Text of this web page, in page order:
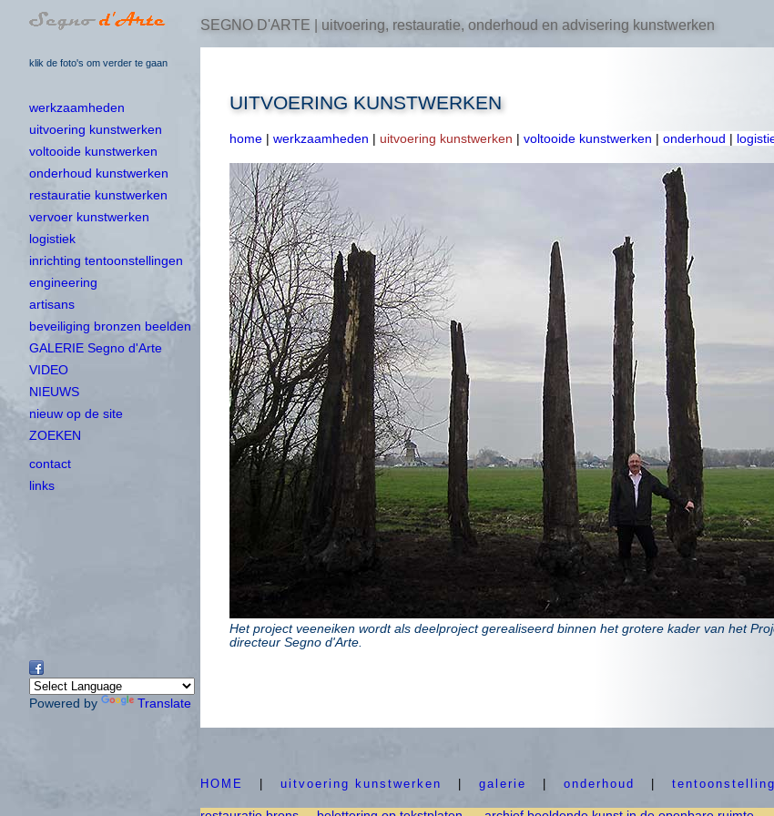
klik de foto's om verder te gaan
SEGNO D'ARTE | uitvoering, restauratie, onderhoud en advisering kunstwerken
werkzaamheden
uitvoering kunstwerken
voltooide kunstwerken
onderhoud kunstwerken
restauratie kunstwerken
vervoer kunstwerken
logistiek
inrichting tentoonstellingen
engineering
artisans
beveiliging bronzen beelden
GALERIE Segno d'Arte
VIDEO
NIEUWS
nieuw op de site
ZOEKEN
contact
links
Powered by Translate
UITVOERING KUNSTWERKEN
home | werkzaamheden | uitvoering kunstwerken | voltooide kunstwerken | onderhoud |
Het project veeneiken wordt als deelproject gerealiseerd binnen het grotere kader van het
directeur Segno d'Arte.
HOME | uitvoering kunstwerken | galerie | onderhoud |